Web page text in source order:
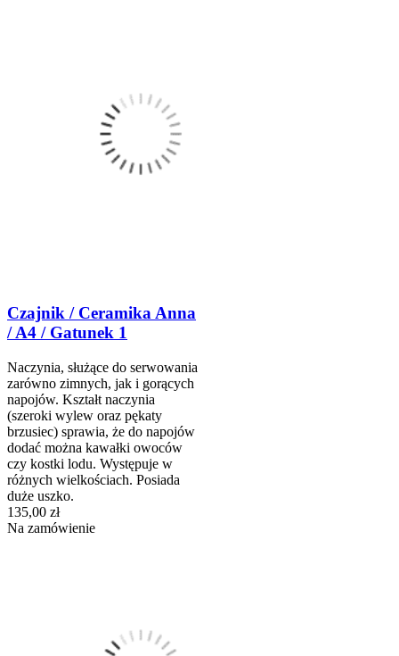
Czajnik / Ceramika Anna
/ A4 / Gatunek 1
Naczynia, służące do serwowania
zarówno zimnych, jak i gorących
napojów. Kształt naczynia
(szeroki wylew oraz pękaty
brzusiec) sprawia, że do napojów
dodać można kawałki owoców
czy kostki lodu. Występuje w
różnych wielkościach. Posiada
duże uszko.
135,00 zł
Na zamówienie